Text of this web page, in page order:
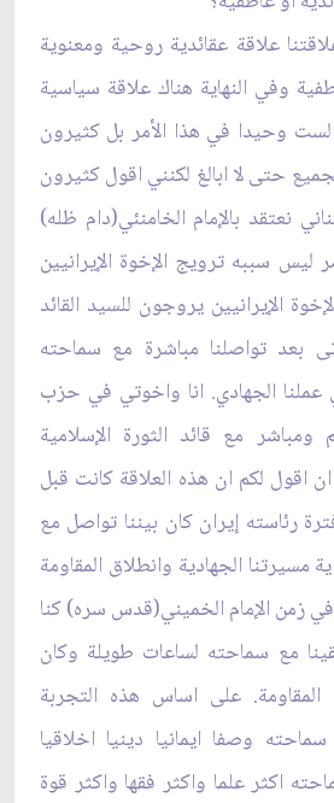
علاقة عقائدية روحية ومعنوية
وفي النهاية هناك علاقة سياسية
لست وحيدا في هذا الأمر بل كثيرون
حتى لا ابالغ لكنني اقول كثيرون
نعتقد بالإمام الخامنئي(دام ظله)
سببه ترويج الإخوة الإيرانيين
الإيرانيين يروجون للسيد القائد
بعد تواصلنا مباشرة مع سماحته
عملنا الجهادي. انا واخوتي في حزب
مع قائد الثورة الإسلامية
اقول لكم ان هذه العلاقة كانت قبل
رئاسته إيران كان بيننا تواصل مع
الجهادية وانطلاق المقاومة
عام 1982 وفي زمن الإمام الخميني(قدس سره) كنا
مع سماحته لساعات طويلة وكان
المقاومة. على اساس هذه التجربة
وصفا ايمانيا دينيا اخلاقيا
اكثر علما واكثر فقها واكثر قوة